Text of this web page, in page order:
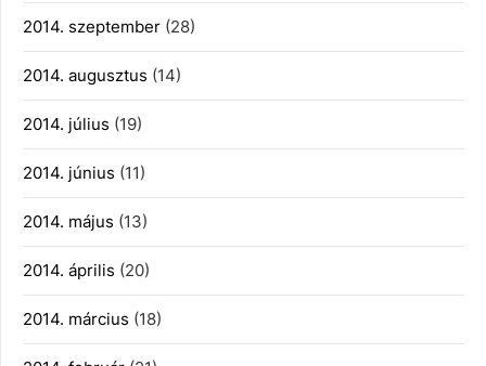
2014. szeptember (28)
2014. augusztus (14)
2014. július (19)
2014. június (11)
2014. május (13)
2014. április (20)
2014. március (18)